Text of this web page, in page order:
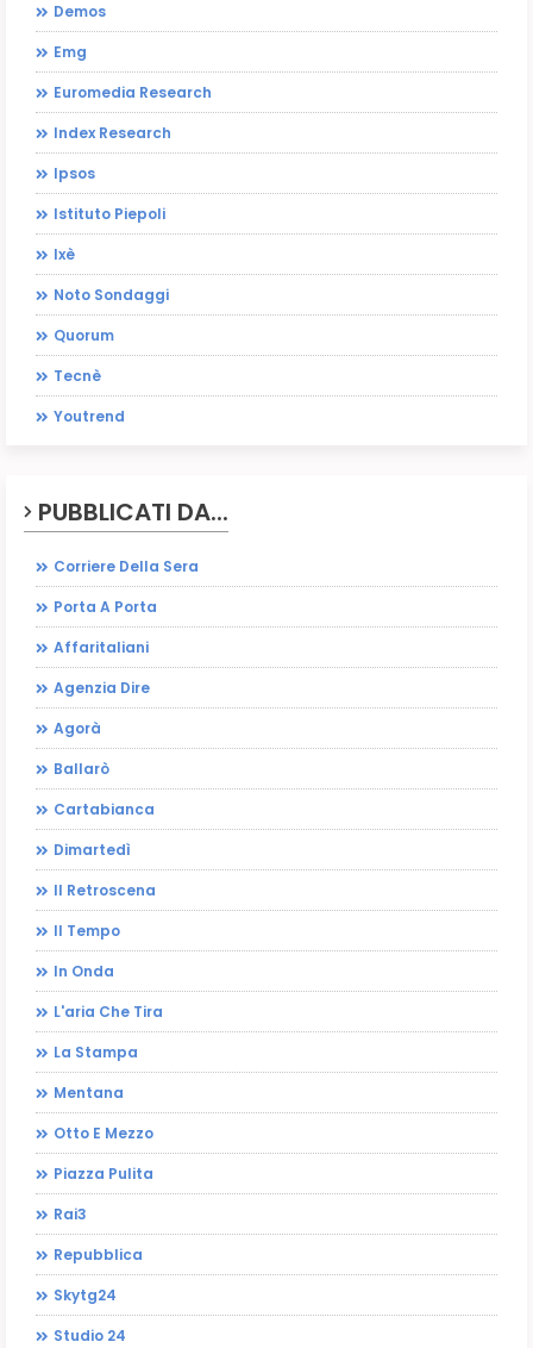
Demos
Emg
Euromedia Research
Index Research
Ipsos
Istituto Piepoli
Ixè
Noto Sondaggi
Quorum
Tecnè
Youtrend
PUBBLICATI DA...
Corriere Della Sera
Porta A Porta
Affaritaliani
Agenzia Dire
Agorà
Ballarò
Cartabianca
Dimartedì
Il Retroscena
Il Tempo
In Onda
L'aria Che Tira
La Stampa
Mentana
Otto E Mezzo
Piazza Pulita
Rai3
Repubblica
Skytg24
Studio 24